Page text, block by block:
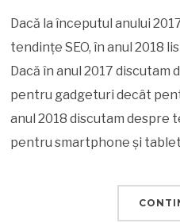
Dacă la începutul anului
tendințe SEO, în anul 2018
Dacă în anul 2017
pentru gadgeturi decât
anul 2018 discutam despre
pentru smartphone și